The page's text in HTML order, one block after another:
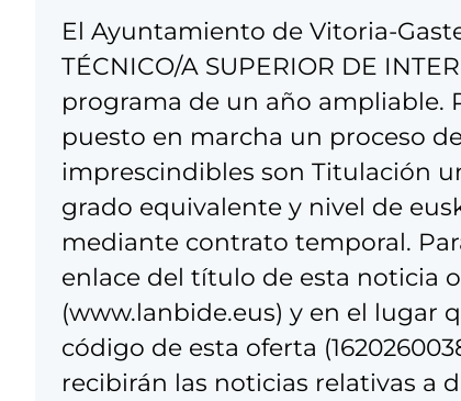
El Ayuntamiento de Vitoria-
TÉCNICO/A SUPERIOR DE
programa de un año ampliable.
puesto en marcha un proceso
imprescindibles son Titulación
grado equivalente y nivel de
mediante contrato temporal.
enlace del título de esta noticia
(www.lanbide.eus) y en el lugar
código de esta oferta
recibirán las noticias relativas a